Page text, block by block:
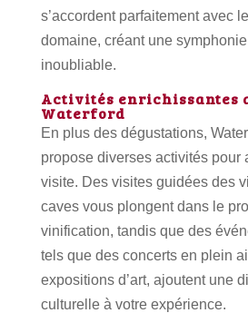
s’accordent parfaitement avec
domaine, créant une
inoubliable.
Activités enrichissantes
Waterford
En plus des dégustations,
propose diverses activités pour
visite. Des visites guidées des
caves vous plongent dans le
vinification, tandis que des
tels que des concerts en plein
expositions d’art, ajoutent une
culturelle à votre expérience.